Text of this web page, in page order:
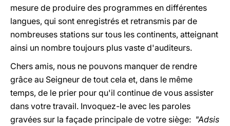
mesure de produire des programmes en différentes
langues, qui sont enregistrés et retransmis par de
nombreuses stations sur tous les continents, atteignant
ainsi un nombre toujours plus vaste d'auditeurs.
Chers amis, nous ne pouvons manquer de rendre
grâce au Seigneur de tout cela et, dans le même
temps, de le prier pour qu'il continue de vous assister
dans votre travail. Invoquez-le avec les paroles
gravées sur la façade principale de votre siège: "Adsis